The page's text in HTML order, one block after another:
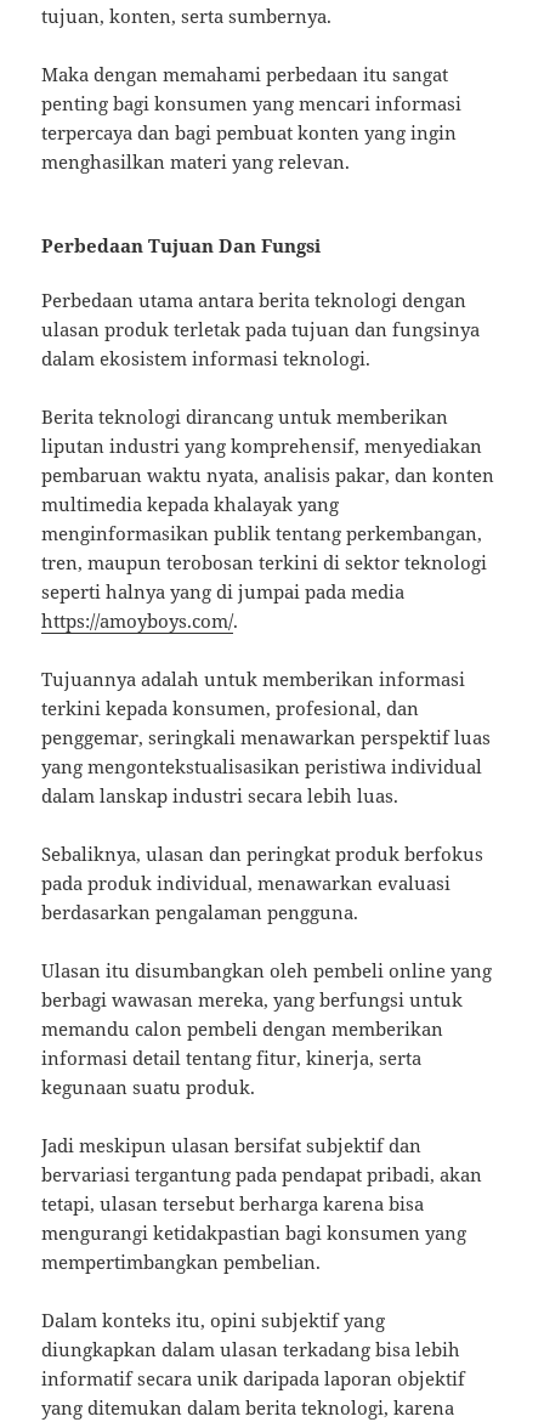
tujuan, konten, serta sumbernya.
Maka dengan memahami perbedaan itu sangat
penting bagi konsumen yang mencari informasi
terpercaya dan bagi pembuat konten yang ingin
menghasilkan materi yang relevan.
Perbedaan Tujuan Dan Fungsi
Perbedaan utama antara berita teknologi dengan
ulasan produk terletak pada tujuan dan fungsinya
dalam ekosistem informasi teknologi.
Berita teknologi dirancang untuk memberikan
liputan industri yang komprehensif, menyediakan
pembaruan waktu nyata, analisis pakar, dan konten
multimedia kepada khalayak yang
menginformasikan publik tentang perkembangan,
tren, maupun terobosan terkini di sektor teknologi
seperti halnya yang di jumpai pada media
https://amoyboys.com/.
Tujuannya adalah untuk memberikan informasi
terkini kepada konsumen, profesional, dan
penggemar, seringkali menawarkan perspektif luas
yang mengontekstualisasikan peristiwa individual
dalam lanskap industri secara lebih luas.
Sebaliknya, ulasan dan peringkat produk berfokus
pada produk individual, menawarkan evaluasi
berdasarkan pengalaman pengguna.
Ulasan itu disumbangkan oleh pembeli online yang
berbagi wawasan mereka, yang berfungsi untuk
memandu calon pembeli dengan memberikan
informasi detail tentang fitur, kinerja, serta
kegunaan suatu produk.
Jadi meskipun ulasan bersifat subjektif dan
bervariasi tergantung pada pendapat pribadi, akan
tetapi, ulasan tersebut berharga karena bisa
mengurangi ketidakpastian bagi konsumen yang
mempertimbangkan pembelian.
Dalam konteks itu, opini subjektif yang
diungkapkan dalam ulasan terkadang bisa lebih
informatif secara unik daripada laporan objektif
yang ditemukan dalam berita teknologi, karena